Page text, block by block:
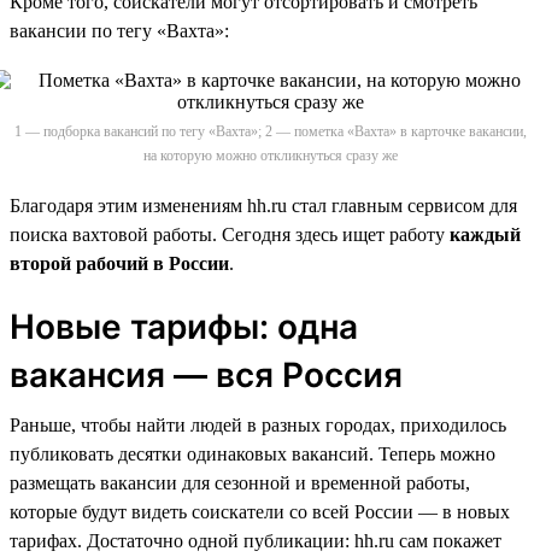
вакансии по тегу «Вахта»:
1 — подборка вакансий по тегу «Вахта»; 2 — пометка «Вахта» в карточке вакансии,
на которую можно откликнуться сразу же
Благодаря этим изменениям hh.ru стал главным сервисом для
поиска вахтовой работы. Сегодня здесь ищет работу каждый
второй рабочий в России.
Новые тарифы: одна
вакансия — вся Россия
Раньше, чтобы найти людей в разных городах, приходилось
публиковать десятки одинаковых вакансий. Теперь можно
размещать вакансии для сезонной и временной работы,
которые будут видеть соискатели со всей России — в новых
тарифах. Достаточно одной публикации: hh.ru сам покажет